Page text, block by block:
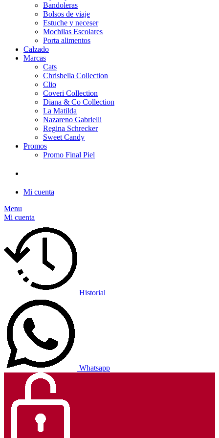
Bandoleras
Bolsos de viaje
Estuche y neceser
Mochilas Escolares
Porta alimentos
Calzado
Marcas
Cats
Chrisbella Collection
Clio
Coveri Collection
Diana & Co Collection
La Matilda
Nazareno Gabrielli
Regina Schrecker
Sweet Candy
Promos
Promo Final Piel
Mi cuenta
Menu
Mi cuenta
Historial
Whatsapp